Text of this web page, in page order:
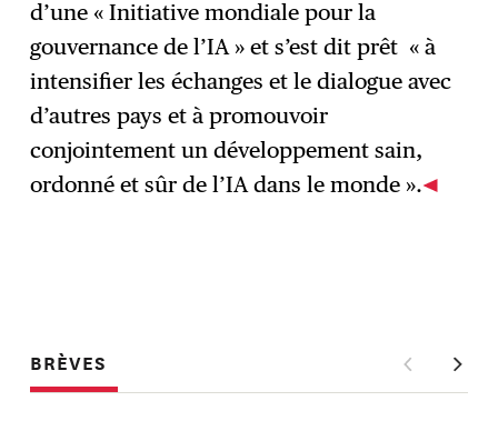
d’une « Initiative mondiale pour la
gouvernance de l’IA » et s’est dit prêt « à
intensifier les échanges et le dialogue avec
d’autres pays et à promouvoir
conjointement un développement sain,
ordonné et sûr de l’IA dans le monde ».
BRÈVES